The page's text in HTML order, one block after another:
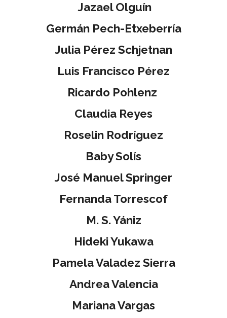
Jazael Olguín
Germán Pech-Etxeberría
Julia Pérez Schjetnan
Luis Francisco Pérez
Ricardo Pohlenz
Claudia Reyes
Roselin Rodríguez
Baby Solís
José Manuel Springer
Fernanda Torrescof
M. S. Yániz
Hideki Yukawa
Pamela Valadez Sierra
Andrea Valencia
Mariana Vargas